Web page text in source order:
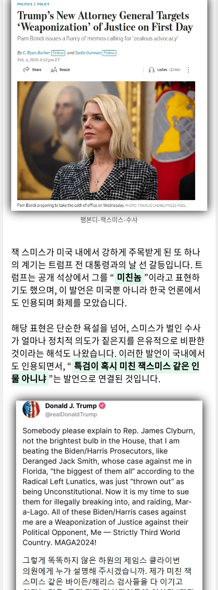
팸본디-잭스미스-수사
잭 스미스가 미국 내에서 강하게 주목받게 된 또 하나
의 계기는 트럼프 전 대통령과의 날 선 갈등입니다. 트
럼프는 공개 석상에서 그를 “ 미친놈 ”이라고 표현하
기도 했으며, 이 발언은 미국뿐 아니라 한국 언론에서
도 인용되며 화제를 모았습니다.
해당 표현은 단순한 욕설을 넘어, 스미스가 벌인 수사
가 얼마나 정치적 의도가 짙은지를 은유적으로 비판한
것이라는 해석도 나왔습니다. 이러한 발언이 국내에서
도 인용되면서, “ 특검이 혹시 미친 잭스미스 같은 인
물 아니냐 ”는 발언으로 연결된 것입니다.